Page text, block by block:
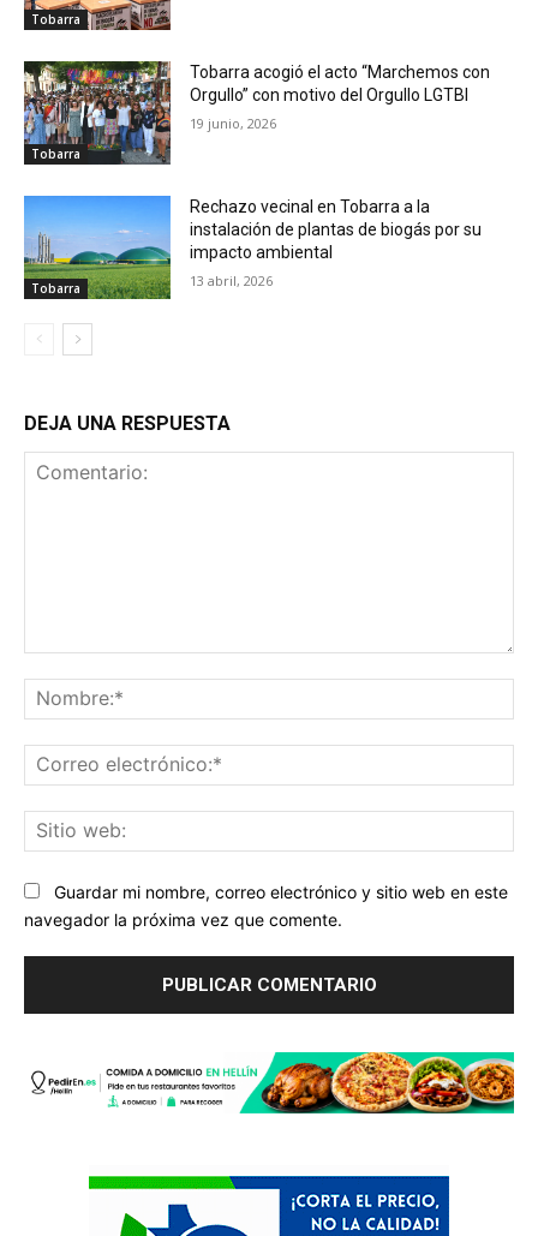
Tobarra
Tobarra
Tobarra acogió el acto “Marchemos con
Orgullo” con motivo del Orgullo LGTBI
19 junio, 2026
Tobarra
Rechazo vecinal en Tobarra a la
instalación de plantas de biogás por su
impacto ambiental
13 abril, 2026
DEJA UNA RESPUESTA
Guardar mi nombre, correo electrónico y sitio web en este
navegador la próxima vez que comente.